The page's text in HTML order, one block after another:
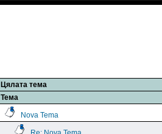
Цялата тема
Тема
Nova Tema